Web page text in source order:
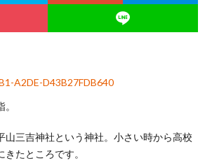
山三吉神社という神社。小さい時から高校
たところです。